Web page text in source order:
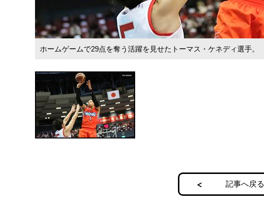
ホームゲームで29点を奪う活躍を見せたトーマス・ケネディ選手。
記事へ戻る